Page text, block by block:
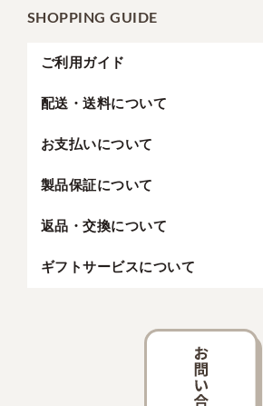
SHOPPING GUIDE
ご利用ガイド
配送・送料について
お支払いについて
製品保証について
返品・交換について
ギフトサービスについて